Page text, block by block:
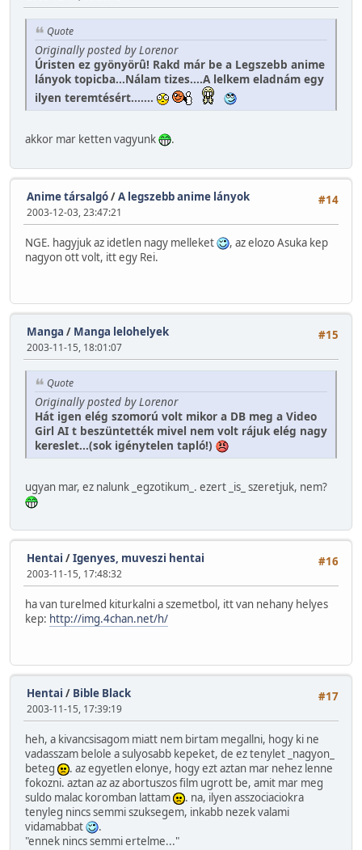
Quote
Originally posted by Lorenor
Úristen ez gyönyörû! Rakd már be a Legszebb anime
lányok topicba...Nálam tizes....A lelkem eladnám egy
ilyen teremtésért.......
akkor mar ketten vagyunk .
#14
Anime társalgó/A legszebb anime lányok
2003-12-03, 23:47:21
NGE. hagyjuk az idetlen nagy melleket
, az elozo Asuka kep
nagyon ott volt, itt egy Rei.
#15
Manga / Manga lelohelyek
2003-11-15, 18:01:07
Quote
Originally posted by Lorenor
Hát igen elég szomorú volt mikor a DB meg a Video
Girl AI t beszüntették mivel nem volt rájuk elég nagy
kereslet...(sok igénytelen tapló!)
ugyan mar, ez nalunk _egzotikum_. ezert _is_ szeretjuk, nem?
#16
Hentai /Igenyes, muveszi hentai
2003-11-15, 17:48:32
ha van turelmed kiturkalni a szemetbol, itt van nehany helyes
kep: http://img.4chan.net/h/
#17
Hentai / Bible Black
2003-11-15, 17:39:19
heh, a kivancsisagom miatt nem birtam megallni, hogy ki ne
vadasszam belole a sulyosabb kepeket, de ez tenylet _nagyon_
beteg
. az egyetlen elonye, hogy ezt aztan mar nehez lenne
fokozni. aztan az az abortuszos film ugrott be, amit mar meg
suldo malac koromban lattam
. na, ilyen asszociaciokra
tenyleg nincs semmi szuksegem, inkabb nezek valami
vidamabbat
.
"ennek nincs semmi ertelme..."